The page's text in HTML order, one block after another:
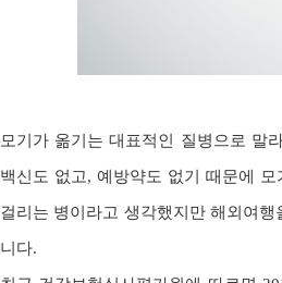
모기가 옮기는 대표적인 질병으로 말
백신도 없고, 예방약도 없기 때문에
걸리는 병이라고 생각했지만 해외여
니다.